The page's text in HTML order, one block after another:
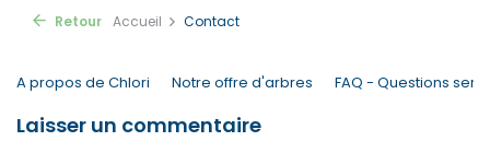
Retour Accueil Contact
A propos de Chlori Notre offre d'arbres FAQ - Questions
Laisser un commentaire